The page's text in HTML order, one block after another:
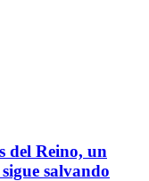
del Reino, un
salvando